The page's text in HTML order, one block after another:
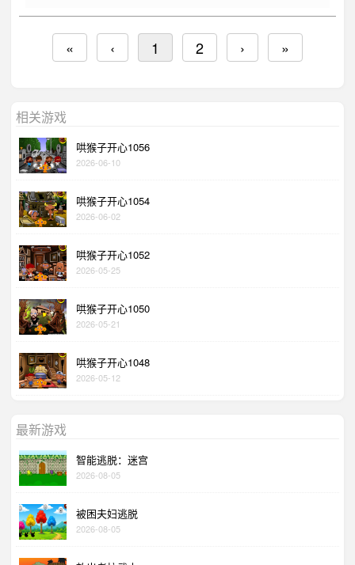
« ‹ 1 2 › »
相关游戏
哄猴子开心1056
2026-06-10
哄猴子开心1054
2026-06-02
哄猴子开心1052
2026-05-25
哄猴子开心1050
2026-05-21
哄猴子开心1048
2026-05-12
最新游戏
智能逃脱：迷宫
2026-08-05
被困夫妇逃脱
2026-08-05